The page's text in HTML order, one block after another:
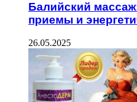
Балийский
приемы и
26.05.2025